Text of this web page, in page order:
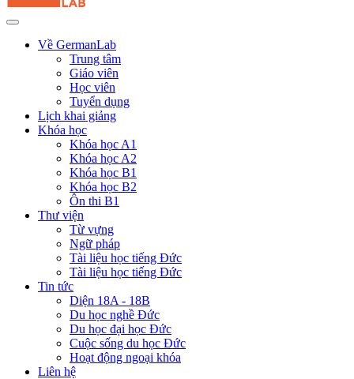
Về GermanLab
Trung tâm
Giáo viên
Học viên
Tuyển dụng
Lịch khai giảng
Khóa học
Khóa học A1
Khóa học A2
Khóa học B1
Khóa học B2
Ôn thi B1
Thư viện
Từ vựng
Ngữ pháp
Tài liệu học tiếng Đức
Tài liệu học tiếng Đức
Tin tức
Diện 18A - 18B
Du học nghề Đức
Du học đại học Đức
Cuộc sống du học Đức
Hoạt động ngoại khóa
Liên hệ